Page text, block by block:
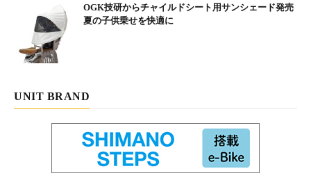
OGK技研からチャイルドシート用サンシェード発売
夏の子供乗せを快適に
UNIT BRAND